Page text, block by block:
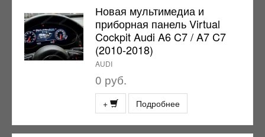
Новая мультимедиа и
приборная панель Virtual
Cockpit Audi A6 C7 / A7 C7
(2010-2018)
AUDI
0 руб.
+ Подробнее